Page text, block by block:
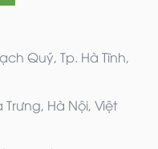
Quý, Tp. Hà Tĩnh,
Hà Nội, Việt